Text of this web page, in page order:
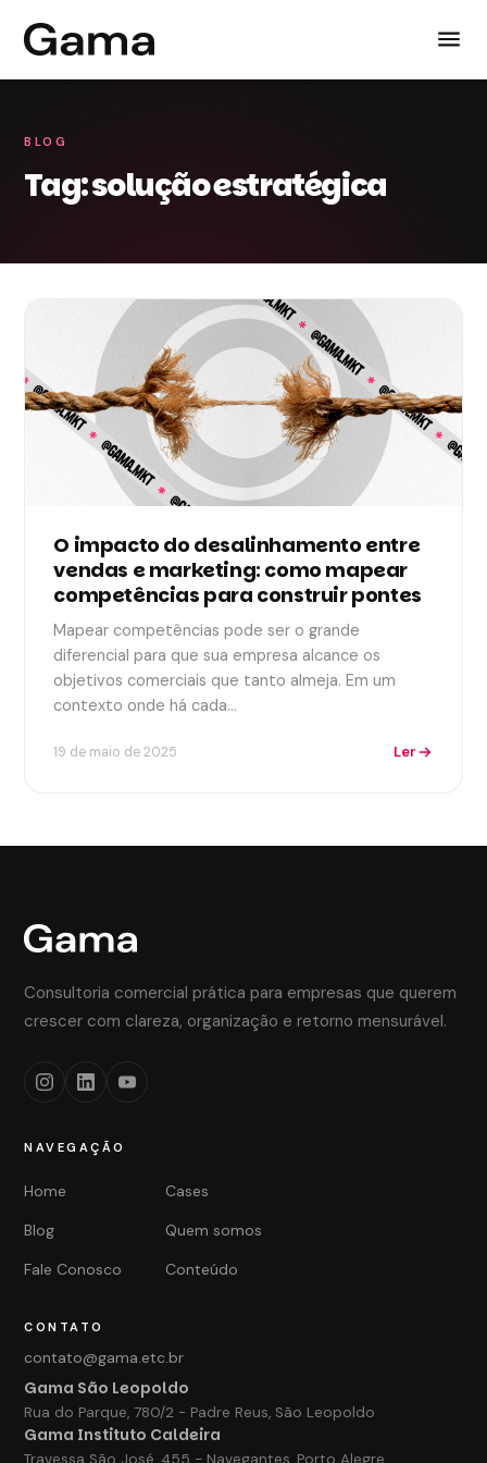
BLOG
Tag: solução estratégica
O impacto do desalinhamento entre
vendas e marketing: como mapear
competências para construir pontes
Mapear competências pode ser o grande
diferencial para que sua empresa alcance os
objetivos comerciais que tanto almeja. Em um
contexto onde há cada…
19 de maio de 2025 Ler
Consultoria comercial prática para empresas que querem
crescer com clareza, organização e retorno mensurável.
NAVEGAÇÃO
Home
Cases
Blog
Quem somos
Fale Conosco
Conteúdo
CONTATO
contato@gama.etc.br
Gama São Leopoldo
Rua do Parque, 780/2 - Padre Reus, São Leopoldo
Gama Instituto Caldeira
Travessa São José, 455 - Navegantes, Porto Alegre